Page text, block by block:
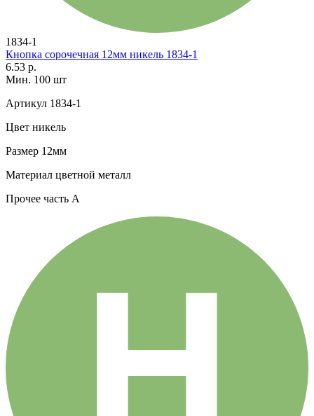
1834-1
Кнопка сорочечная 12мм никель 1834-1
6.53 р.
Мин. 100 шт
Артикул 1834-1
Цвет никель
Размер 12мм
Материал цветной металл
Прочее часть A